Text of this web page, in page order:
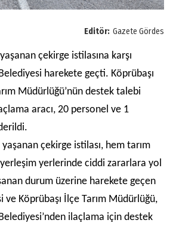
Editör: Gazete Gördes
çekirge istilasına karşı
harekete geçti. Köprübaşı
Müdürlüğü’nün destek talebi
aracı, 20 personel ve 1
çekirge istilası, hem tarım
yerlerinde ciddi zararlara yol
durum üzerine harekete geçen
ve Köprübaşı İlçe Tarım Müdürlüğü,
ilaçlama için destek